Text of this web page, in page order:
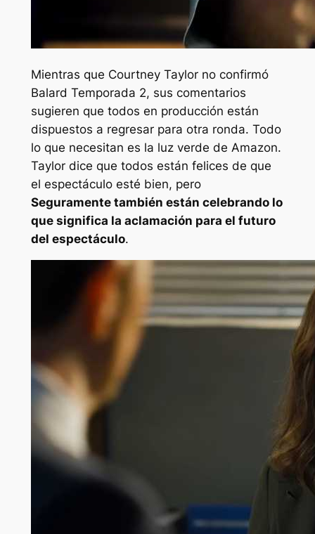
Mientras que Courtney Taylor no confirmó
Balard Temporada 2, sus comentarios
sugieren que todos en producción están
dispuestos a regresar para otra ronda. Todo
lo que necesitan es la luz verde de Amazon.
Taylor dice que todos están felices de que
el espectáculo esté bien, pero
Seguramente también están celebrando lo
que significa la aclamación para el futuro
del espectáculo.